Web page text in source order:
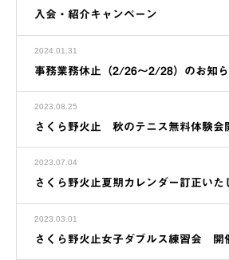
入会・紹介キャンペーン
2024.01.31
事務業務休止（2/26～2/28）のお知
2023.08.25
さくら野火止 秋のテニス無料体験会
2023.07.04
さくら野火止夏期カレンダー訂正いた
2023.03.01
さくら野火止女子ダブルス練習会 開